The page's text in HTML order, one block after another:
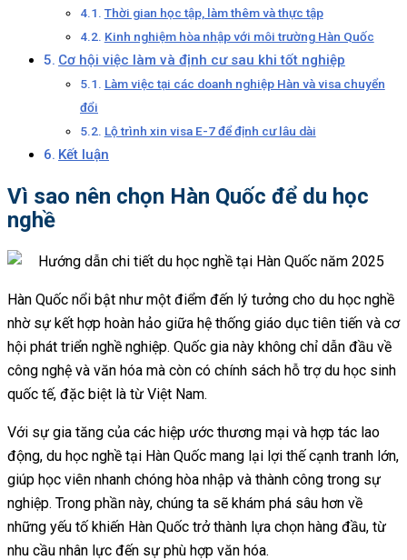
Thời gian học tập, làm thêm và thực tập
Kinh nghiệm hòa nhập với môi trường Hàn Quốc
Cơ hội việc làm và định cư sau khi tốt nghiệp
Làm việc tại các doanh nghiệp Hàn và visa chuyển
đổi
Lộ trình xin visa E-7 để định cư lâu dài
Kết luận
Vì sao nên chọn Hàn Quốc để du học
nghề
Hàn Quốc nổi bật như một điểm đến lý tưởng cho du học nghề
nhờ sự kết hợp hoàn hảo giữa hệ thống giáo dục tiên tiến và cơ
hội phát triển nghề nghiệp. Quốc gia này không chỉ dẫn đầu về
công nghệ và văn hóa mà còn có chính sách hỗ trợ du học sinh
quốc tế, đặc biệt là từ Việt Nam.
Với sự gia tăng của các hiệp ước thương mại và hợp tác lao
động, du học nghề tại Hàn Quốc mang lại lợi thế cạnh tranh lớn,
giúp học viên nhanh chóng hòa nhập và thành công trong sự
nghiệp. Trong phần này, chúng ta sẽ khám phá sâu hơn về
những yếu tố khiến Hàn Quốc trở thành lựa chọn hàng đầu, từ
nhu cầu nhân lực đến sự phù hợp văn hóa.